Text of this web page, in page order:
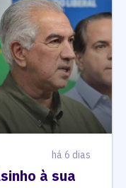
há 6 dias
à sua